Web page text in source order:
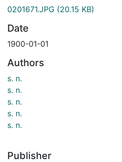
0201671.JPG (20.15 KB)
Date
1900-01-01
Authors
s. n.
s. n.
s. n.
s. n.
s. n.
Publisher